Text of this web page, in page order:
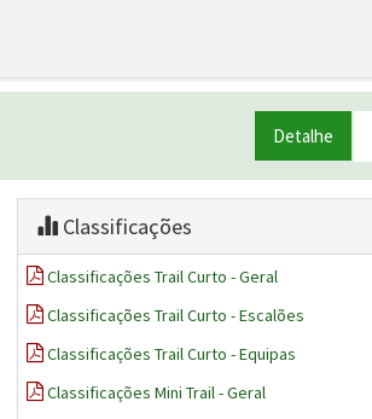
Detalhe
Classificações
Classificações Trail Curto - Geral
Classificações Trail Curto - Escalões
Classificações Trail Curto - Equipas
Classificações Mini Trail - Geral